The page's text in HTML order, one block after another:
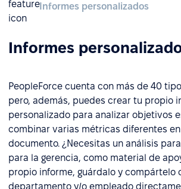
Informes personalizados
Informes
PeopleForce cuenta con más de 40
pero, además, puedes crear tu propio
personalizado para analizar objetivos
combinar varias métricas diferentes
documento. ¿Necesitas un análisis
para la gerencia, como material de
propio informe, guárdalo y compártelo
departamento y/o empleado